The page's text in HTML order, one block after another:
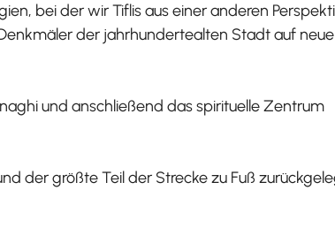
bei der wir Tiflis aus einer anderen
der jahrhundertealten Stadt auf neue
und anschließend das spirituelle Zentrum
der größte Teil der Strecke zu Fuß